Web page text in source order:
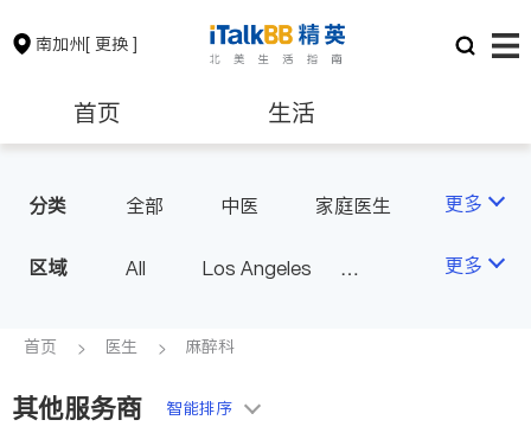
南加州[ 更换 ]
首页 生活
保险理财 房地产租售
银行贷款
建筑装修
分类 全部 中医
家庭医生
眼科
妇科
儿科
心脏科
肠胃肝脏科
更多
区域 All
Los Angeles
Alhambra & San Gabriel
Diamond Bar & Covina
更多
首页 医生 麻醉科
其他服务商 智能排序